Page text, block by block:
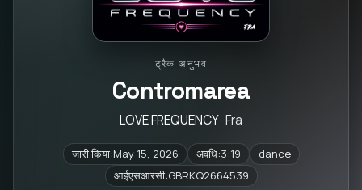
ट्रैक अनुभव
Contromarea
LOVE FREQUENCY· Fra
जारी किया:May 15, 2026 अवधि:3:19
dance
आईएसआरसी:GBRKQ2664539